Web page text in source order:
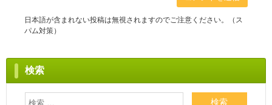
日本語が含まれない投稿は無視されますのでご注意ください。（ス
パム対策）
検索